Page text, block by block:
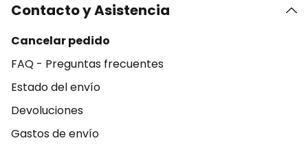
Contacto y Asistencia
Cancelar pedido
FAQ - Preguntas frecuentes
Estado del envío
Devoluciones
Gastos de envío